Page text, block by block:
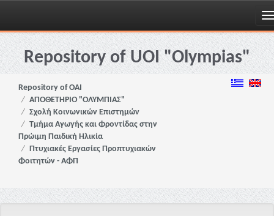
Skip
navigationRepository of UOI "Olympias"
Repository of OAI
ΑΠΟΘΕΤΗΡΙΟ "ΟΛΥΜΠΙΑΣ"
Σχολή Κοινωνικών Επιστημών
Τμήμα Αγωγής και Φροντίδας στην
Πρώιμη Παιδική Ηλικία
Πτυχιακές Εργασίες Προπτυχιακών
Φοιτητών - ΑΦΠ